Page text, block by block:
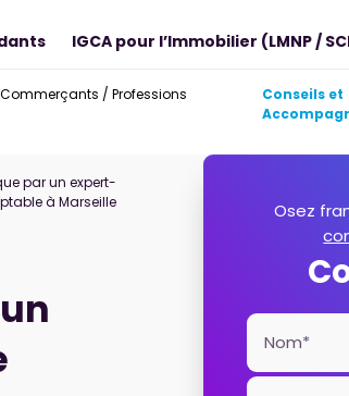
/ Professions
Conseils et
IGCA pour l’Immobilier (LMNP /
par un expert-
à Marseille
un
Osez
Nom*